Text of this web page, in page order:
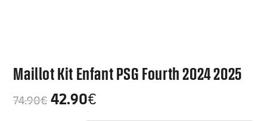
Maillot Kit Enfant PSG Fourth 2024 2025
74.90€ 42.90€